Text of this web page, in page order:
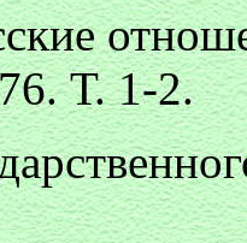
Т. 1-2.